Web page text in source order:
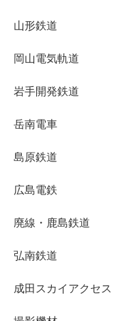
山形鉄道
岡山電気軌道
岩手開発鉄道
岳南電車
島原鉄道
広島電鉄
廃線・鹿島鉄道
弘南鉄道
成田スカイアクセス